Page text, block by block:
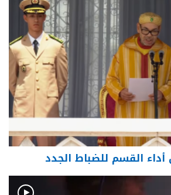
القسم للضباط الجدد